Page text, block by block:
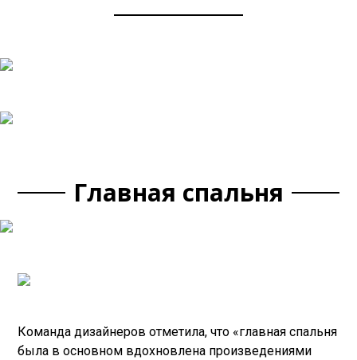
Главная спальня
Команда дизайнеров отметила, что «главная спальня
была в основном вдохновлена произведениями